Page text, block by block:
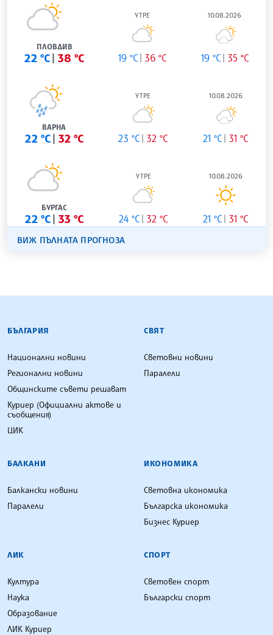
ПЛОВДИВ
22 °C 38 °C
УТРЕ
19 °C 36 °C
10.08.2026
19 °C 35 °C
ВАРНА
22 °C 32 °C
УТРЕ
23 °C 32 °C
10.08.2026
21 °C 31 °C
БУРГАС
22 °C 33 °C
УТРЕ
24 °C 32 °C
10.08.2026
21 °C 31 °C
ВИЖ ПЪЛНАТА ПРОГНОЗА
БЪЛГАРСКА ТЕЛЕГРАФНА АГЕНЦИЯ
БЪЛГАРИЯ
Национални новини
Регионални новини
Общинските съвети решават
Куриер (Официални актове и
съобщения)
ЦИК
СВЯТ
Световни новини
Паралели
БАЛКАНИ
Балкански новини
Паралели
ИКОНОМИКА
Световна икономика
Българска икономика
Бизнес Куриер
ЛИК
Култура
Наука
Образование
ЛИК Куриер
СПОРТ
Световен спорт
Български спорт